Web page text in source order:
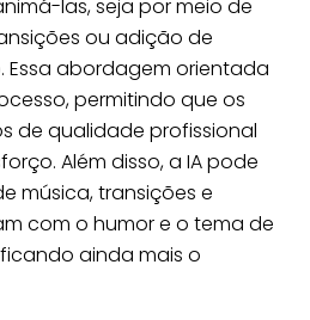
las, seja por meio de
ou adição de
Essa abordagem orientada
permitindo que os
de qualidade profissional
Além disso, a IA pode
música, transições e
com o humor e o tema de
ainda mais o